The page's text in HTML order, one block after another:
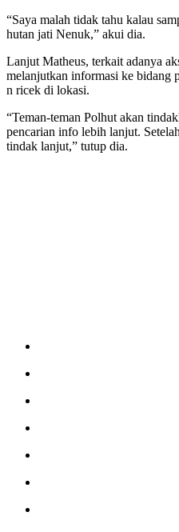
“Saya malah tidak tahu kalau
hutan jati Nenuk,” akui dia.
Lanjut Matheus, terkait adanya
melanjutkan informasi ke bidang
n ricek di lokasi.
“Teman-teman Polhut akan
pencarian info lebih lanjut.
tindak lanjut,” tutup dia.